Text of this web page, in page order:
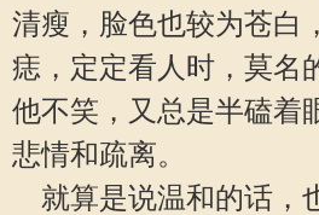
清瘦，脸色也较为苍白
痣，定定看人时，莫名
他不笑，又总是半磕着
悲情和疏离。
就算是说温和的话，